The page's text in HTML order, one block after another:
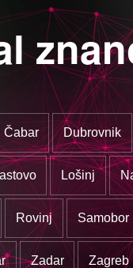
Čabar Dubrovnik
Lošinj
Rovinj Samobor
Zadar Zagreb